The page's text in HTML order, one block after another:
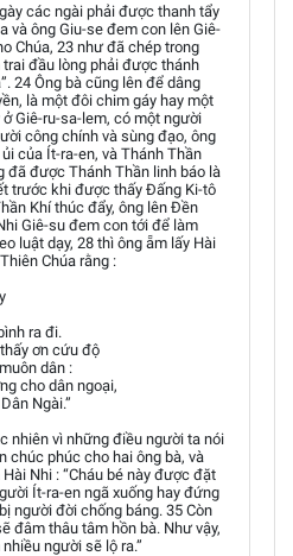
các ngài phải được thanh tẩy
và ông Giu-se đem con lên Giê-
Chúa, 23 như đã chép trong
trai đầu lòng phải được thánh
24 Ông bà cũng lên để dâng
là một đôi chim gáy hay một
Giê-ru-sa-lem, có một người
công chính và sùng đạo, ông
của Ít-ra-en, và Thánh Thần
đã được Thánh Thần linh báo là
trước khi được thấy Đấng Ki-tô
Khí thúc đẩy, ông lên Đền
Giê-su đem con tới để làm
luật dạy, 28 thì ông ẵm lấy Hài
Chúa rằng :
ra đi.
ơn cứu độ
dân :
cho dân ngoại,
Ngài.”
nhiên vì những điều người ta nói
chúc phúc cho hai ông bà, và
Nhi : “Cháu bé này được đặt
Ít-ra-en ngã xuống hay đứng
người đời chống báng. 35 Còn
đâm thâu tâm hồn bà. Như vậy,
người sẽ lộ ra.”